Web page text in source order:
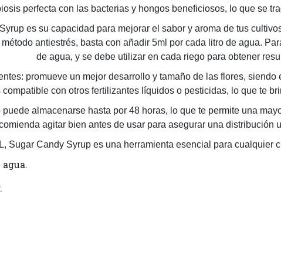
perfecta con las bacterias y hongos beneficiosos, lo que se
es su capacidad para mejorar el sabor y aroma de tus
antiestrés, basta con añadir 5ml por cada litro de agua.
de agua, y se debe utilizar en cada riego para obtener
promueve un mejor desarrollo y tamaño de las flores,
compatible con otros fertilizantes líquidos o pesticidas, lo que te
almacenarse hasta por 48 horas, lo que te permite una
agitar bien antes de usar para asegurar una distribución
Sugar Candy Syrup es una herramienta esencial para